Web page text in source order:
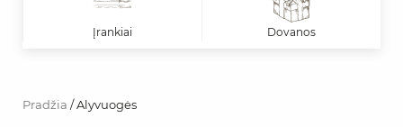
Įrankiai Dovanos
Pradžia / Alyvuogės